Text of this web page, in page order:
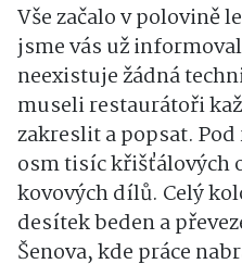
Vše začalo v polovině
jsme vás už
neexistuje žádná
museli restaurátoři
zakreslit a popsat.
osm tisíc křišťálových
kovových dílů. Celý
desítek beden a
Šenova, kde práce